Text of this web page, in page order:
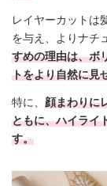
レイヤーカットは
を与え、よりナチ
すめの理由は、ボ
トをより自然に見
特に、 顔まわりに
ともに、ハイライ
す。